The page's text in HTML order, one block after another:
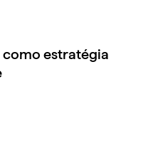
como estratégia